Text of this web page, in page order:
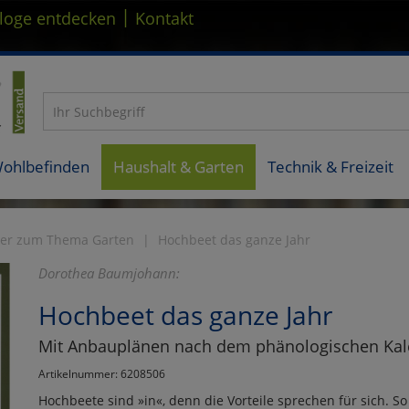
entdecken | Kontakt
Haushalt & Garten Technik & Freizeit
zum Thema Garten Hochbeet das ganze Jahr
Dorothea Baumjohann:
Hochbeet das ganze Jahr
Mit Anbauplänen nach dem phänologischen
Artikelnummer: 6208506
Hochbeete sind »in«, denn die Vorteile sprechen für sich.